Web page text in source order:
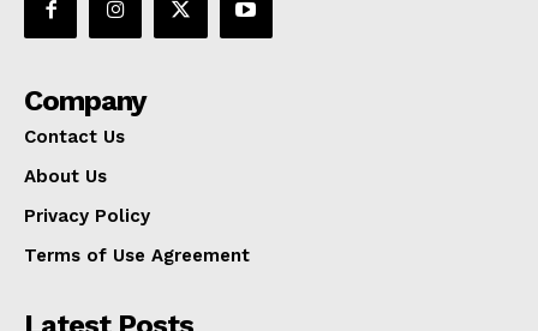
Company
Contact Us
About Us
Privacy Policy
Terms of Use Agreement